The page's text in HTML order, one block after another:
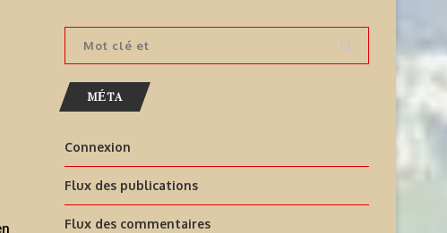
MÉTA
Connexion
Flux des publications
Flux des commentaires